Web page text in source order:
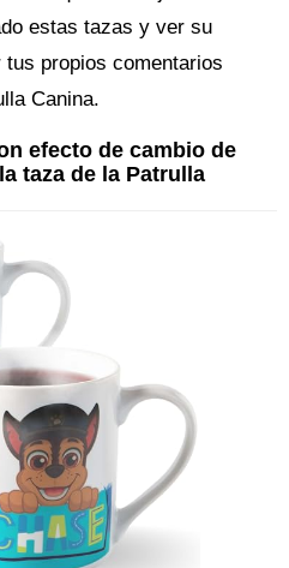
estas tazas y ver su
propios comentarios
Canina.
efecto de cambio de
taza de la Patrulla